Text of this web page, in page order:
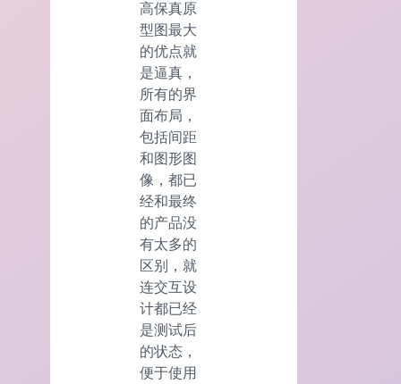
高保真原
型图最大
的优点就
是逼真，
所有的界
面布局，
包括间距
和图形图
像，都已
经和最终
的产品没
有太多的
区别，就
连交互设
计都已经
是测试后
的状态，
便于使用